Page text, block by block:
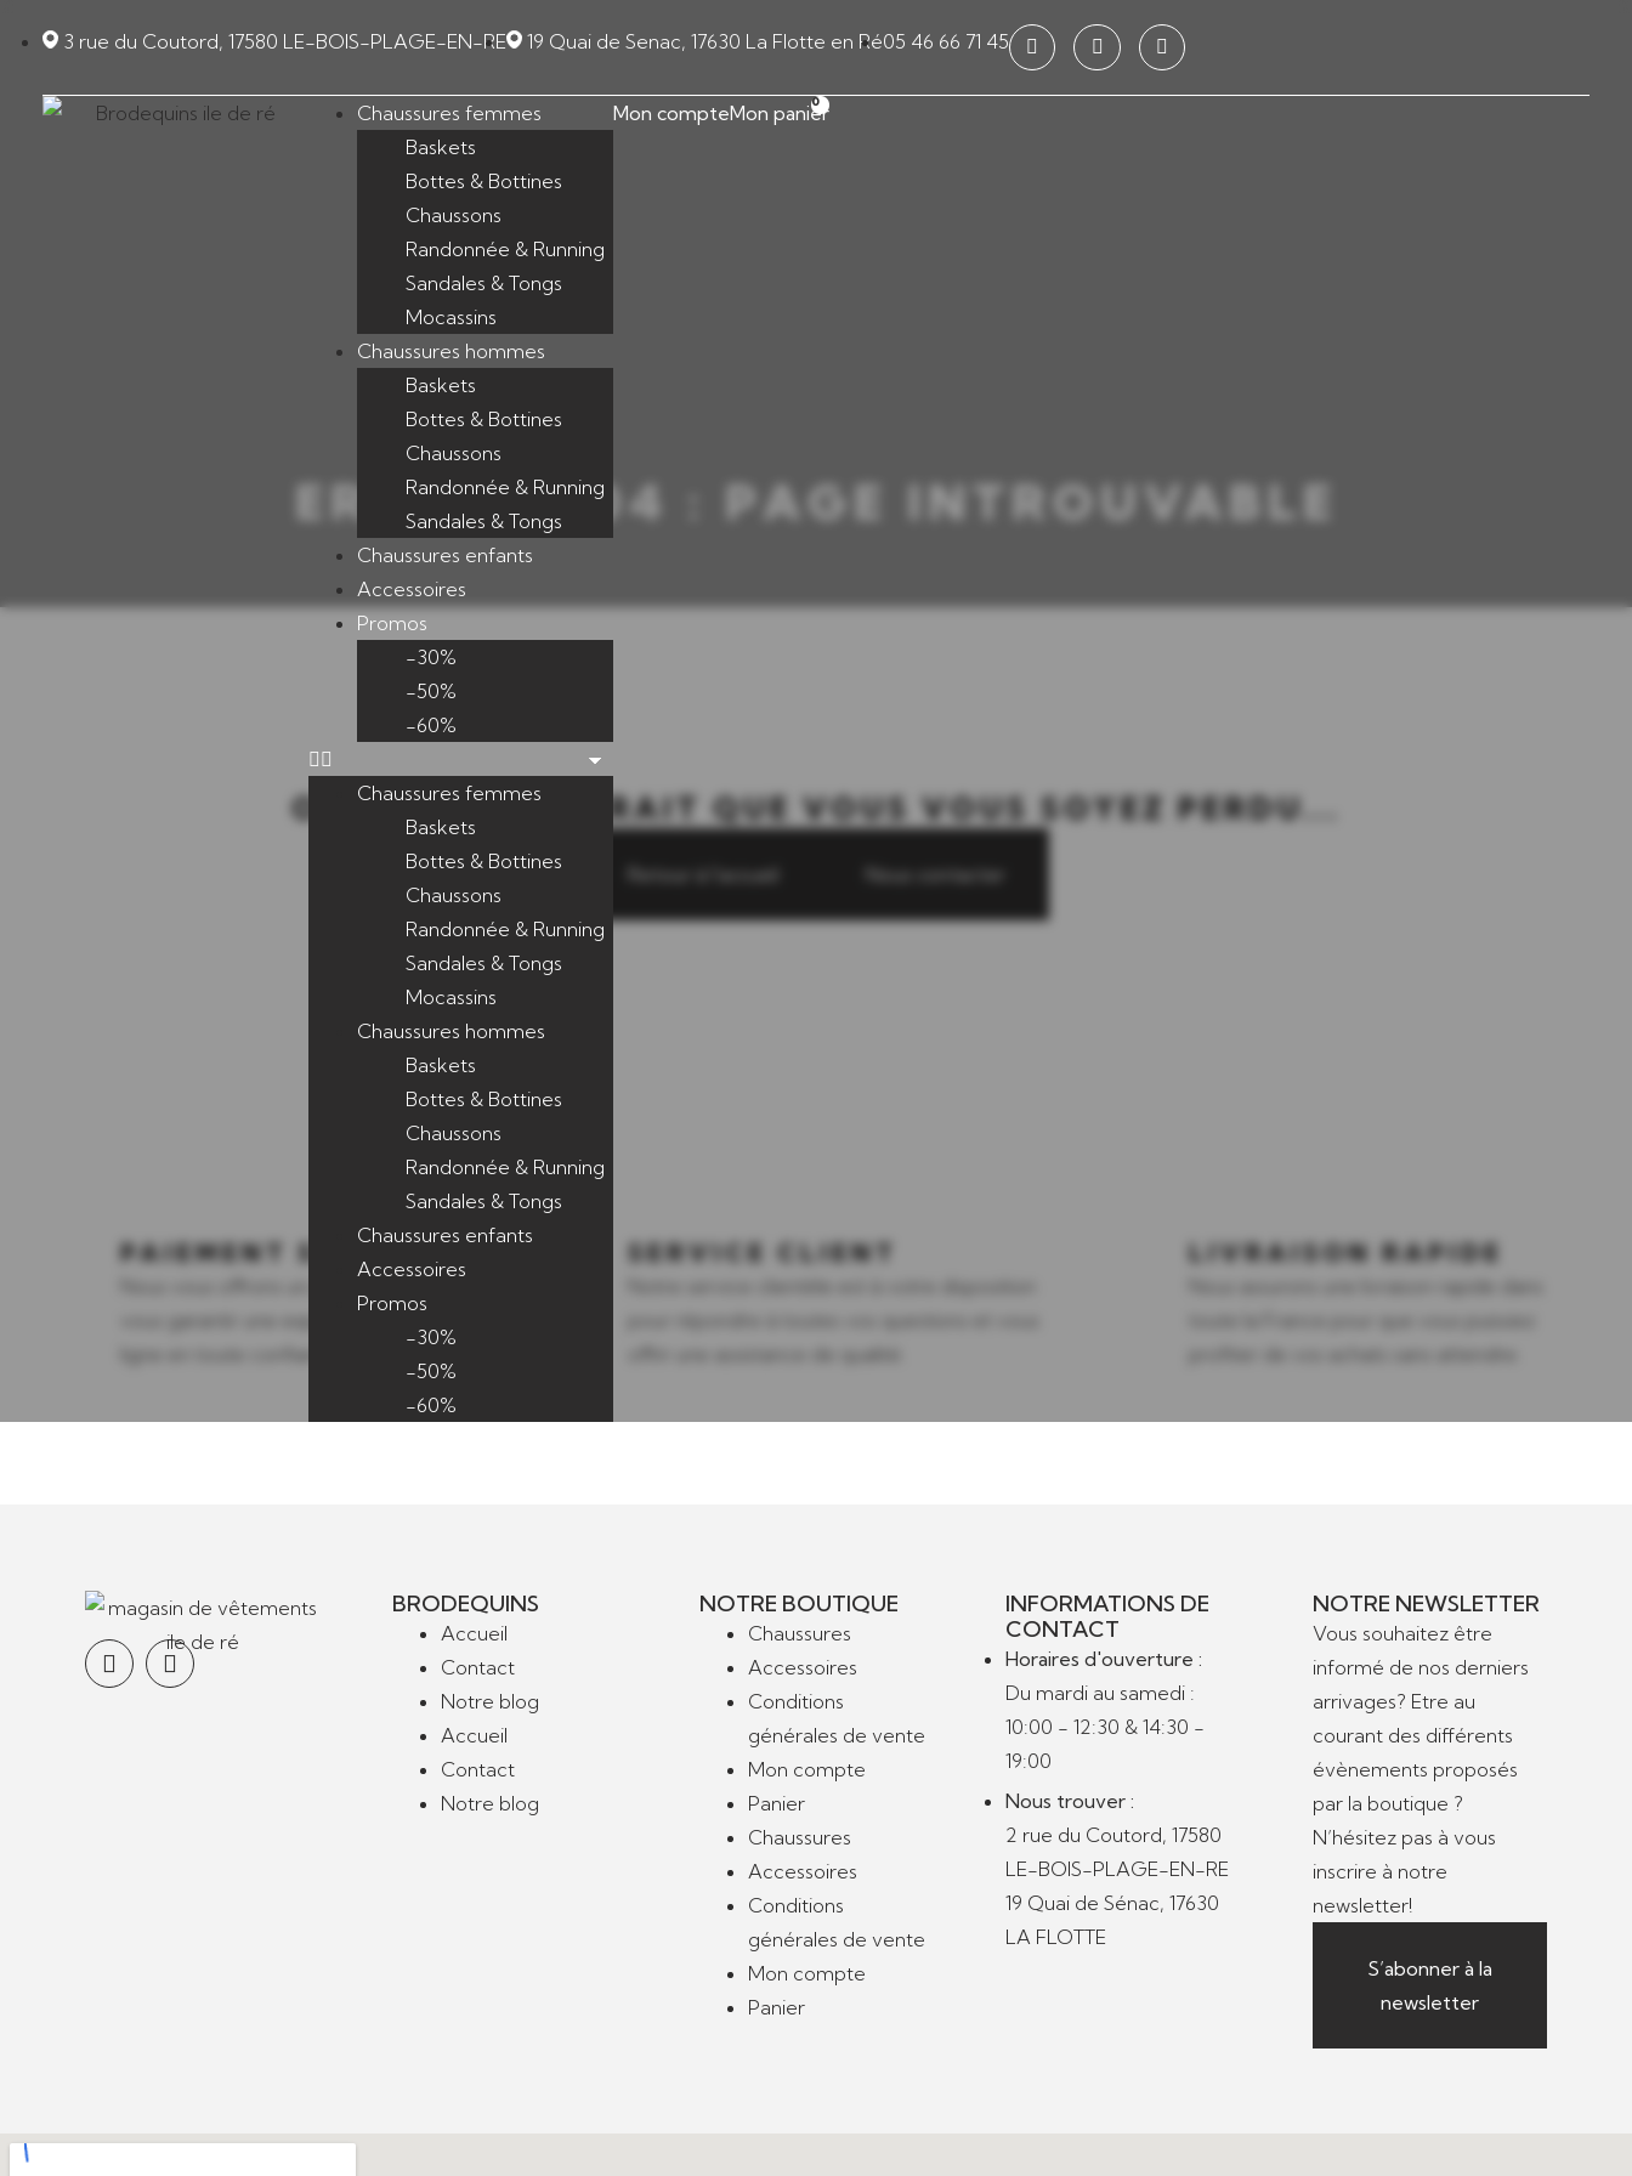
3 rue du Coutord, 17580 LE-BOIS-PLAGE-EN-RE 19 Quai de Senac, 17630 La Flotte en Ré05 46 66 71 45
Chaussures femmes
Baskets
Bottes & Bottines
Chaussons
Randonnée & Running
Sandales & Tongs
Mocassins
Chaussures hommes
Baskets
Bottes & Bottines
Chaussons
Randonnée & Running
Sandales & Tongs
Chaussures enfants
Accessoires
Promos
-30%
-50%
-60%
Chaussures femmes
Baskets
Bottes & Bottines
Chaussons
Randonnée & Running
Sandales & Tongs
Mocassins
Chaussures hommes
Baskets
Bottes & Bottines
Chaussons
Randonnée & Running
Sandales & Tongs
Chaussures enfants
Accessoires
Promos
-30%
-50%
-60%
Mon compteMon panier
0
ERREUR 404 : PAGE INTROUVABLE
OUPS, IL SEMBLERAIT QUE VOUS VOUS SOYEZ PERDU...
PAIEMENT SÉCURISÉ SERVICE CLIENT LIVRAISON RAPIDE
BRODEQUINS
Accueil
Contact
Notre blog
Accueil
Contact
Notre blog
NOTRE BOUTIQUE
Chaussures
Accessoires
Conditions
générales de vente
Mon compte
Panier
Chaussures
Accessoires
Conditions
générales de vente
Mon compte
Panier
INFORMATIONS DE
CONTACT
Horaires d'ouverture :
Du mardi au samedi :
10:00 - 12:30 & 14:30 -
19:00
Nous trouver :
2 rue du Coutord, 17580
LE-BOIS-PLAGE-EN-RE
19 Quai de Sénac, 17630
LA FLOTTE
NOTRE NEWSLETTER
Vous souhaitez être
informé de nos derniers
arrivages? Etre au
courant des différents
évènements proposés
par la boutique ?
N’hésitez pas à vous
inscrire à notre
newsletter!
S’abonner à la
newsletter